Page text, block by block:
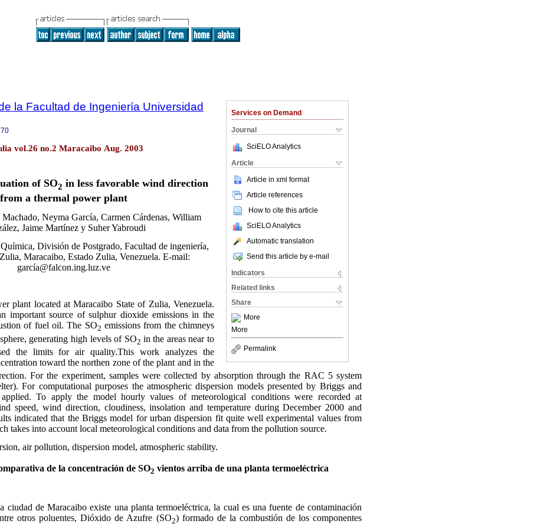
Services on Demand
Journal
SciELO Analytics
Article
Article in xml format
Article references
How to cite this article
SciELO Analytics
Automatic translation
Send this article by e-mail
Indicators
Related links
Share
More
More
Permalink
la Facultad de Ingeniería Universidad
vol.26 no.2 Maracaibo Aug. 2003
of SO2 in less favorable wind direction
from a thermal power plant
Neyma García, Carmen Cárdenas, William
Jaime Martínez y Suher Yabroudi
División de Postgrado, Facultad de ingeniería,
Maracaibo, Estado Zulia, Venezuela. E-mail:
garcía@falcon.ing.luz.ve
plant located at Maracaibo State of Zulia, Venezuela.
important source of sulphur dioxide emissions in the
of fuel oil. The SO2 emissions from the chimneys
generating high levels of SO2 in the areas near to
the limits for air quality.This work analyzes the
toward the northen zone of the plant and in the
For the experiment, samples were collected by absorption through the RAC 5 system
For computational purposes the atmospheric dispersion models presented by Briggs and
To apply the model hourly values of meteorological conditions were recorded at
speed, wind direction, cloudiness, insolation and temperature during December 2000 and
indicated that the Briggs model for urban dispersion fit quite well experimental values from
takes into account local meteorological conditions and data from the pollution source.
air pollution, dispersion model, atmospheric stability.
de la concentración de SO2 vientos arriba de una planta termoeléctrica
ciudad de Maracaibo existe una planta termoeléctrica, la cual es una fuente de contaminación
otros poluentes, Dióxido de Azufre (SO2) formado de la combustión de los componentes